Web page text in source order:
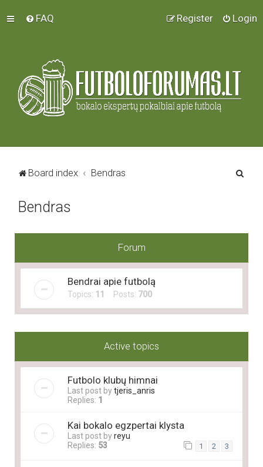
FAQ Login
Register
Board index Bendras
Bendras
Forum
Bendrai apie futbolą
Topics: 11 Posts: 700
Active topics
Futbolo klubų himnai
Last post bytjeris_anris
Replies: 1
Kai bokalo egzpertai klysta
Last post byreyu
Replies: 53 1 2 3